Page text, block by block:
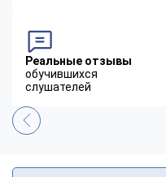
Реальные отзывы
обучившихся
слушателей